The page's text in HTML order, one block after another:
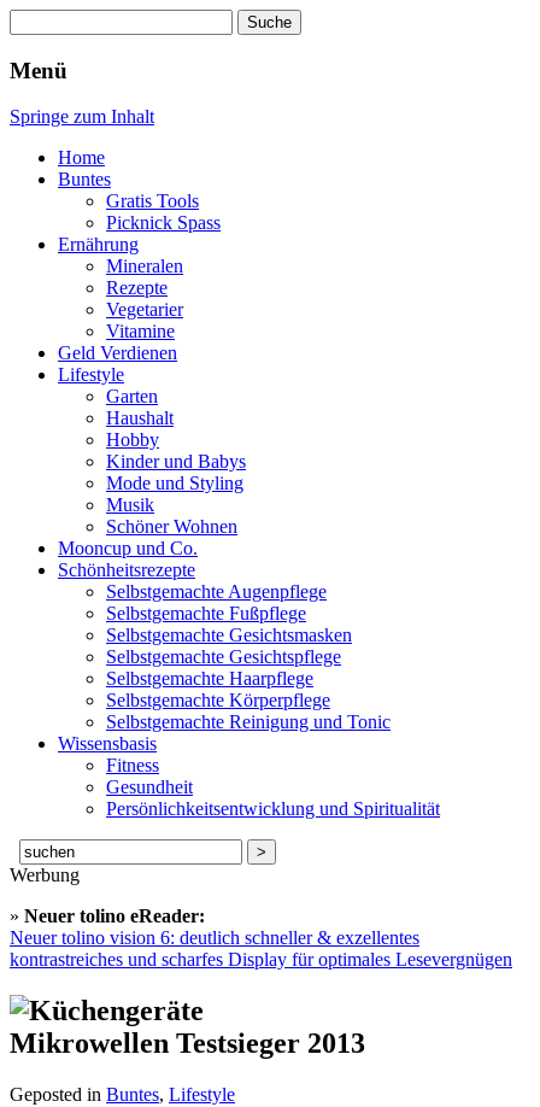
Pinkies
nach:
Menü
Springe zum Inhalt
Home
Buntes
Gratis Tools
Picknick Spass
Ernährung
Mineralen
Rezepte
Vegetarier
Vitamine
Geld Verdienen
Lifestyle
Garten
Haushalt
Hobby
Kinder und Babys
Mode und Styling
Musik
Schöner Wohnen
Mooncup und Co.
Schönheitsrezepte
Selbstgemachte Augenpflege
Selbstgemachte Fußpflege
Selbstgemachte Gesichtsmasken
Selbstgemachte Gesichtspflege
Selbstgemachte Haarpflege
Selbstgemachte Körperpflege
Selbstgemachte Reinigung und Tonic
Wissensbasis
Fitness
Gesundheit
Persönlichkeitsentwicklung und Spiritualität
Suche
nach:
Werbung
» Neuer tolino eReader:
Neuer tolino vision 6: deutlich schneller & exzellentes
kontrastreiches und scharfes Display für optimales Lesevergnügen
Mikrowellen Testsieger 2013
Geposted in Buntes, Lifestyle